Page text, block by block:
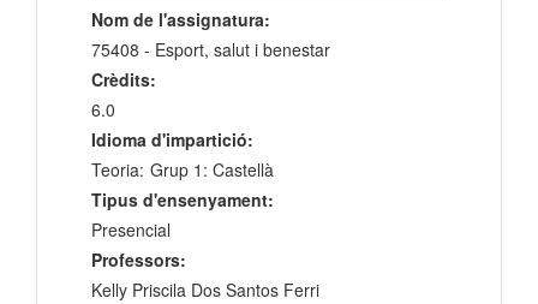
Nom de l'assignatura:
75408 - Esport, salut i benestar
Crèdits:
6.0
Idioma d'impartició:
Teoria: Grup 1: Castellà
Tipus d'ensenyament:
Presencial
Professors:
Kelly Priscila Dos Santos Ferri